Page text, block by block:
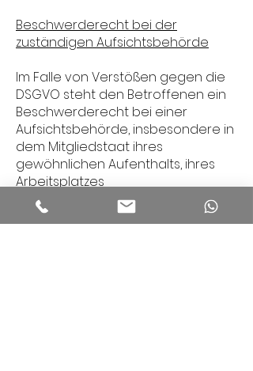
Beschwerderecht bei der
zuständigen Aufsichtsbehörde
Im Falle von Verstößen gegen die
DSGVO steht den Betroffenen ein
Beschwerderecht bei einer
Aufsichtsbehörde, insbesondere in
dem Mitgliedstaat ihres
gewöhnlichen Aufenthalts, ihres
Arbeitsplatzes
oder des Orts des mutmaßlichen
Verstoßes zu. Das